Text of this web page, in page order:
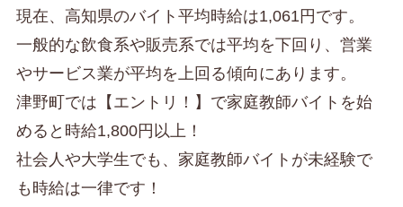
現在、高知県のバイト平均時給は1,061円です。
一般的な飲食系や販売系では平均を下回り、営業
やサービス業が平均を上回る傾向にあります。
津野町では【エントリ！】で家庭教師バイトを始
めると時給1,800円以上！
社会人や大学生でも、家庭教師バイトが未経験で
も時給は一律です！